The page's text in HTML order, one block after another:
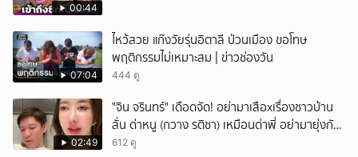
00:44
07:04
ไหว้สวย แก๊งวัยรุ่นอิตาลี ป่วนเมือง ขอโทษ
พฤติกรรมไม่เหมาะสม | ข่าวช่องวัน
444 ดู
02:49
ั่"จิน จรินทร์" เดือดจัด! อย่ามาเสือxเรื่องชาวบ้าน
ลั่น ด่าหนู (กวาง รติชา) เหมือนด่าพี่ อย่ามายุ่งกับ
คนของผม จบ!!!
612 ดู